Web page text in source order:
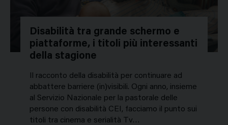
Disabilità tra grande schermo e
piattaforme, i titoli più interessanti
della stagione
Il racconto della disabilità per continuare ad
abbattere barriere (in)visibili. Ogni anno, insieme
al Servizio Nazionale per la pastorale delle
persone con disabilità CEI, facciamo il punto sui
titoli tra cinema e serialità Tv…